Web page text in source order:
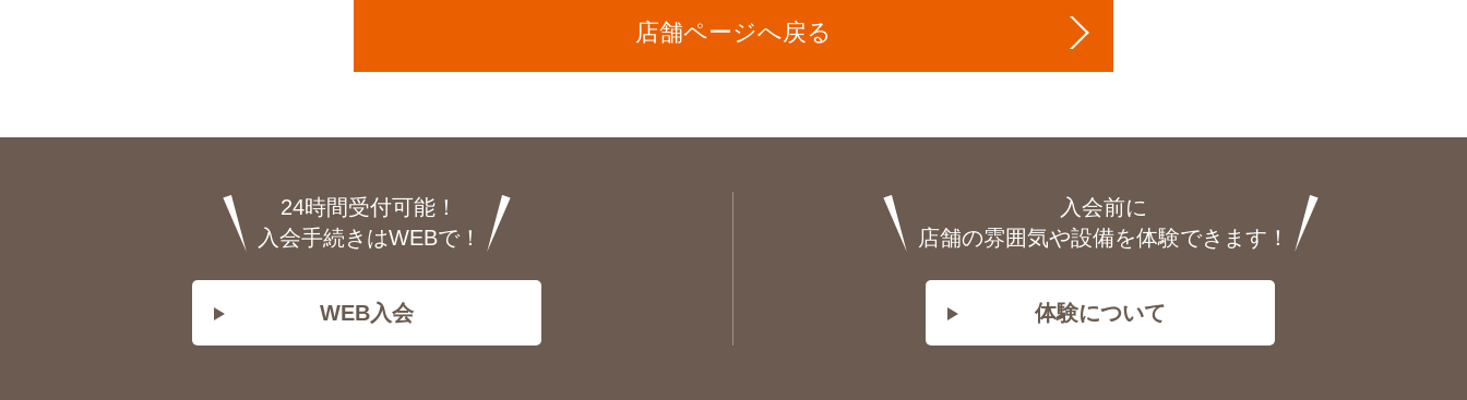
店舗ページへ戻る
24時間受付可能！
入会手続きはWEBで！
WEB入会
入会前に
店舗の雰囲気や設備を体験できます！
体験について